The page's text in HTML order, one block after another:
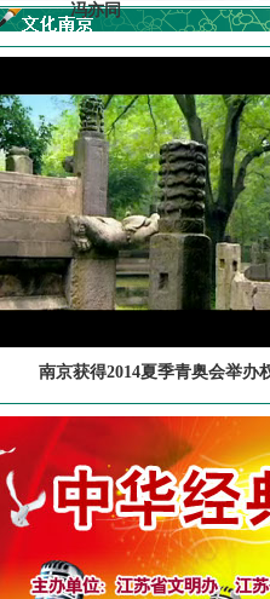
冯亦同
南京获得2014夏季青奥会举办